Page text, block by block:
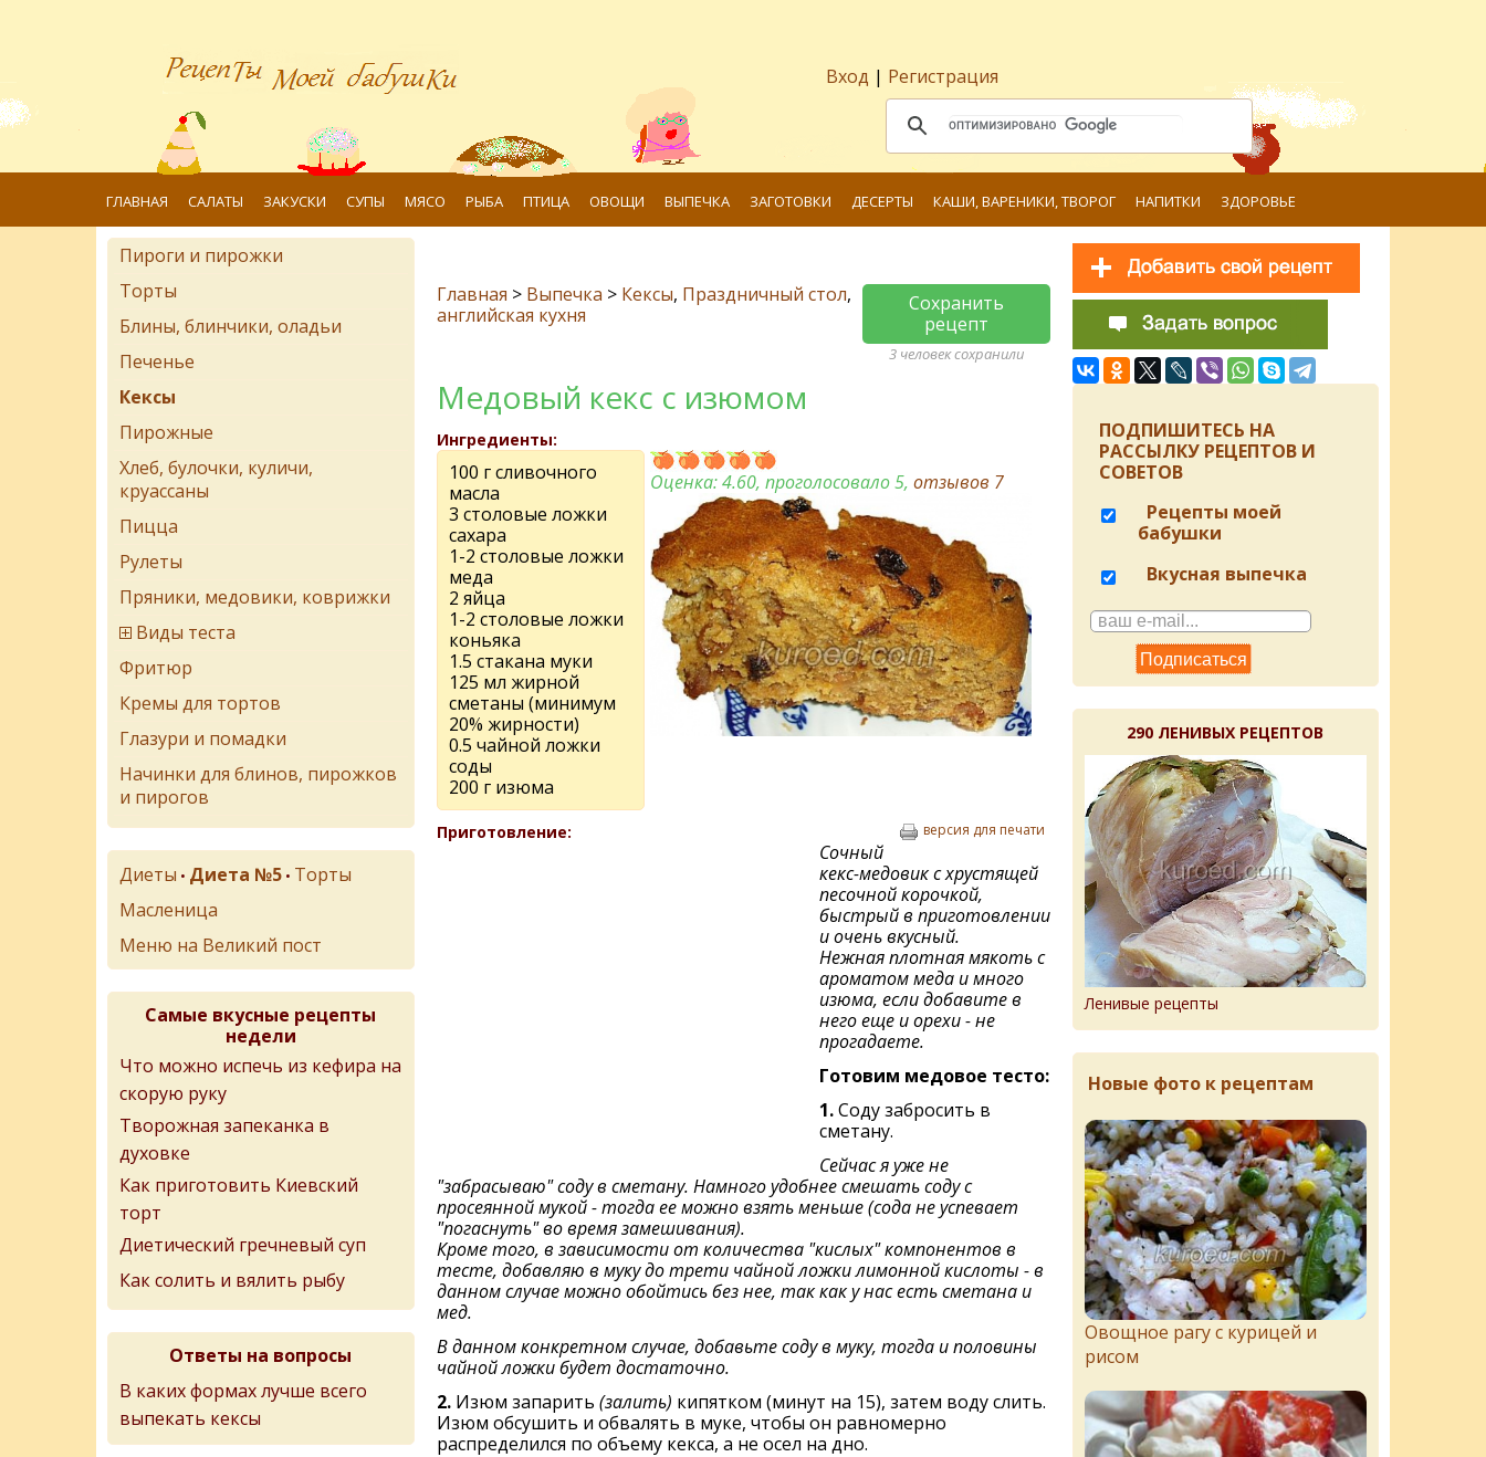
Вход | Регистрация
ГЛАВНАЯ САЛАТЫ ЗАКУСКИ СУПЫ МЯСО РЫБА ПТИЦА ОВОЩИ ВЫПЕЧКА ЗАГОТОВКИ ДЕСЕРТЫ КАШИ, ВАРЕНИКИ, ТВОРОГ НАПИТКИ ЗДОРОВЬЕ
Главная > Выпечка > Кексы, Праздничный стол,
английская кухня
Сохранить
рецепт
3 человек сохранили
Медовый кекс с изюмом
Ингредиенты:
100 г сливочного
масла
3 столовые ложки
сахара
1-2 столовые ложки
меда
2 яйца
1-2 столовые ложки
коньяка
1.5 стакана муки
125 мл жирной
сметаны (минимум
20% жирности)
0.5 чайной ложки
соды
200 г изюма
Оценка:4.60, проголосовало 5,отзывов 7
Приготовление: версия для печати
Сочный
кекс-медовик с хрустящей
песочной корочкой,
быстрый в приготовлении
и очень вкусный.
Нежная плотная мякоть с
ароматом меда и много
изюма, если добавите в
него еще и орехи - не
прогадаете.
Готовим медовое тесто:
1.Соду забросить в
сметану.
Сейчас я уже не
"забрасываю" соду в сметану. Намного удобнее смешать соду с
просеянной мукой - тогда ее можно взять меньше (сода не успевает
"погаснуть" во время замешивания).
Кроме того, в зависимости от количества "кислых" компонентов в
тесте, добавляю в муку до трети чайной ложки лимонной кислоты - в
данном случае можно обойтись без нее, так как у нас есть сметана и
мед.
В данном конкретном случае, добавьте соду в муку, тогда и половины
чайной ложки будет достаточно.
2.Изюм запарить (залить) кипятком (минут на 15), затем воду слить.
Изюм обсушить и обвалять в муке, чтобы он равномерно
распределился по объему кекса, а не осел на дно.
Пироги и пирожки
Торты
Блины, блинчики, оладьи
Печенье
Кексы
Пирожные
Хлеб, булочки, куличи,
круассаны
Пицца
Рулеты
Пряники, медовики, коврижки
Виды теста
Фритюр
Кремы для тортов
Глазури и помадки
Начинки для блинов, пирожков
и пирогов
Диеты • Диета №5 • Торты
Масленица
Меню на Великий пост
Самые вкусные рецепты
недели
Что можно испечь из кефира на
скорую руку
Творожная запеканка в
духовке
Как приготовить Киевский
торт
Диетический гречневый суп
Как солить и вялить рыбу
Ответы на вопросы
В каких формах лучше всего
выпекать кексы
ПОДПИШИТЕСЬ НА
РАССЫЛКУ РЕЦЕПТОВ И
СОВЕТОВ
Рецепты моей
бабушки
Вкусная выпечка
290 ЛЕНИВЫХ РЕЦЕПТОВ
Ленивые рецепты
Новые фото к рецептам
Овощное рагу с курицей и
рисом